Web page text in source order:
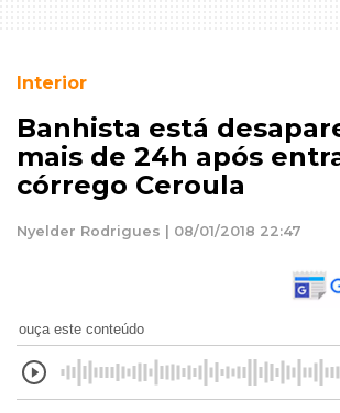
Interior
Banhista está
mais de 24h após
córrego Ceroula
Nyelder Rodrigues | 08/01/2018 22:47
ouça este conteúdo